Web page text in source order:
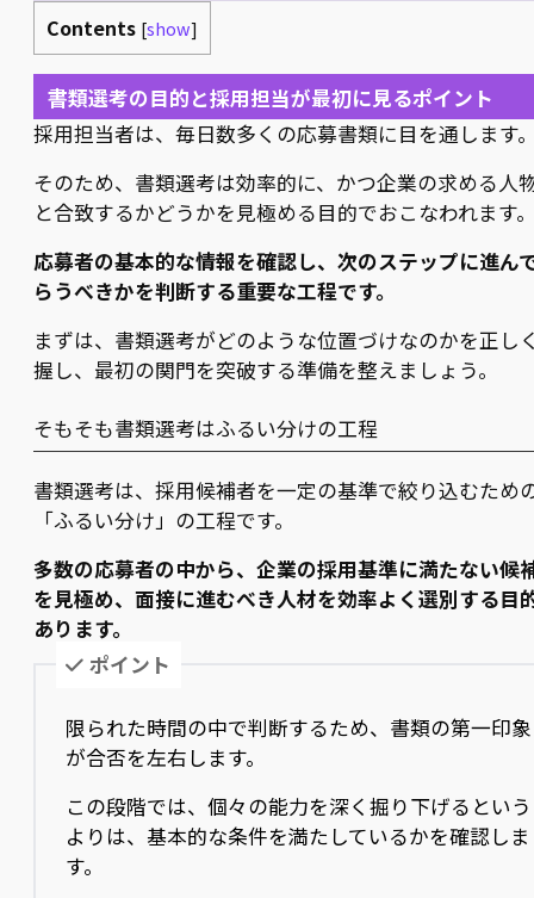
Contents [show]
書類選考の目的と採用担当が最初に見るポイント
採用担当者は、毎日数多くの応募書類に目を通します
そのため、書類選考は効率的に、かつ企業の求める人
と合致するかどうかを見極める目的でおこなわれます
応募者の基本的な情報を確認し、次のステップに進ん
らうべきかを判断する重要な工程です。
まずは、書類選考がどのような位置づけなのかを正し
握し、最初の関門を突破する準備を整えましょう。
そもそも書類選考はふるい分けの工程
書類選考は、採用候補者を一定の基準で絞り込むため
「ふるい分け」の工程です。
多数の応募者の中から、企業の採用基準に満たない候
を見極め、面接に進むべき人材を効率よく選別する目
あります。
ポイント
限られた時間の中で判断するため、書類の第一印象
が合否を左右します。
この段階では、個々の能力を深く掘り下げるという
よりは、基本的な条件を満たしているかを確認しま
す。